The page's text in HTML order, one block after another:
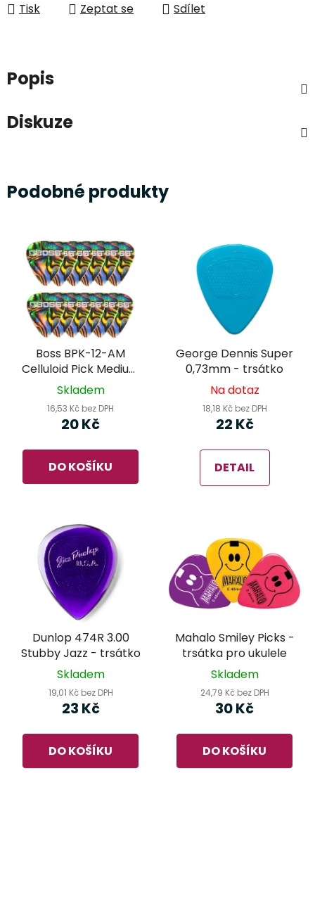
Tisk Zeptat se Sdílet
Popis
Diskuze
Podobné produkty
Boss BPK-12-AM
Celluloid Pick Medium
Abalone - trsátko
Skladem
16,53 Kč bez DPH
20 Kč
DO KOŠÍKU
George Dennis Super
0,73mm - trsátko
Na dotaz
18,18 Kč bez DPH
22 Kč
DETAIL
Dunlop 474R 3.00
Stubby Jazz - trsátko
Skladem
19,01 Kč bez DPH
23 Kč
DO KOŠÍKU
Mahalo Smiley Picks -
trsátka pro ukulele
Skladem
24,79 Kč bez DPH
30 Kč
DO KOŠÍKU